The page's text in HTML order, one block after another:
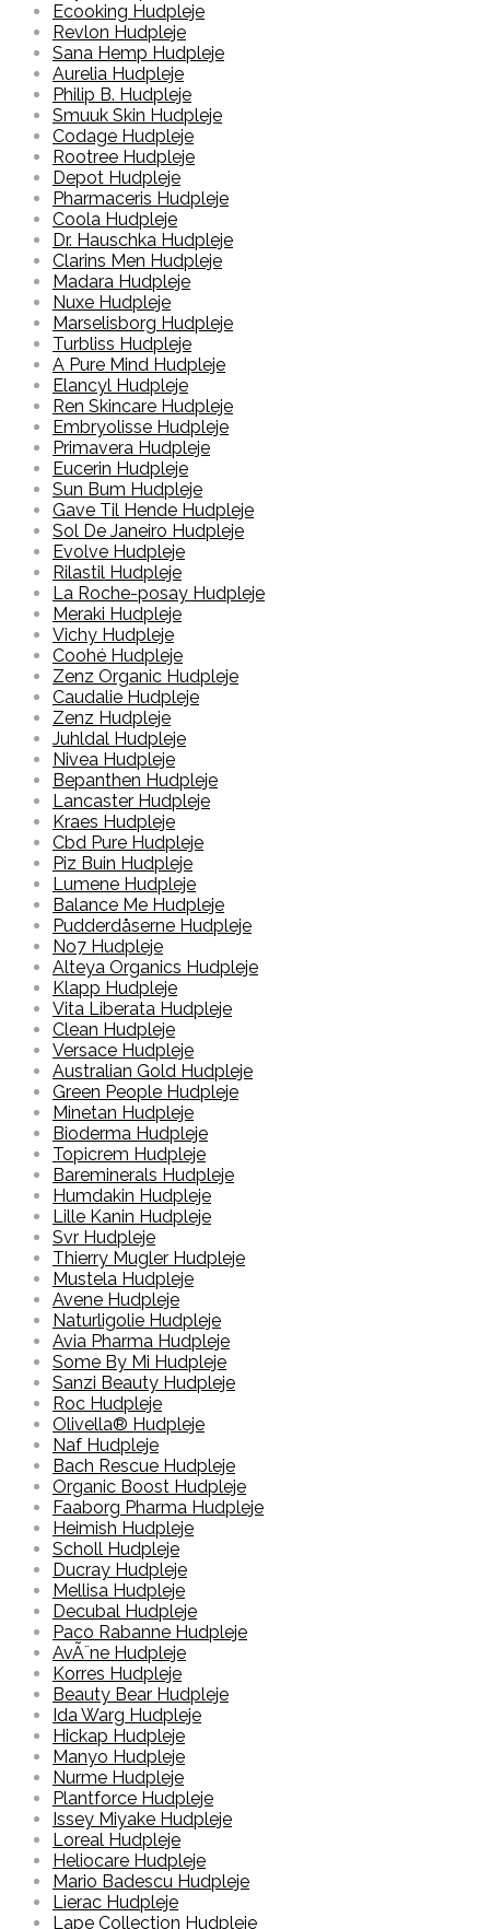
Ecooking Hudpleje
Revlon Hudpleje
Sana Hemp Hudpleje
Aurelia Hudpleje
Philip B. Hudpleje
Smuuk Skin Hudpleje
Codage Hudpleje
Rootree Hudpleje
Depot Hudpleje
Pharmaceris Hudpleje
Coola Hudpleje
Dr. Hauschka Hudpleje
Clarins Men Hudpleje
Madara Hudpleje
Nuxe Hudpleje
Marselisborg Hudpleje
Turbliss Hudpleje
A Pure Mind Hudpleje
Elancyl Hudpleje
Ren Skincare Hudpleje
Embryolisse Hudpleje
Primavera Hudpleje
Eucerin Hudpleje
Sun Bum Hudpleje
Gave Til Hende Hudpleje
Sol De Janeiro Hudpleje
Evolve Hudpleje
Rilastil Hudpleje
La Roche-posay Hudpleje
Meraki Hudpleje
Vichy Hudpleje
Coohé Hudpleje
Zenz Organic Hudpleje
Caudalie Hudpleje
Zenz Hudpleje
Juhldal Hudpleje
Nivea Hudpleje
Bepanthen Hudpleje
Lancaster Hudpleje
Kraes Hudpleje
Cbd Pure Hudpleje
Piz Buin Hudpleje
Lumene Hudpleje
Balance Me Hudpleje
Pudderdåserne Hudpleje
No7 Hudpleje
Alteya Organics Hudpleje
Klapp Hudpleje
Vita Liberata Hudpleje
Clean Hudpleje
Versace Hudpleje
Australian Gold Hudpleje
Green People Hudpleje
Minetan Hudpleje
Bioderma Hudpleje
Topicrem Hudpleje
Bareminerals Hudpleje
Humdakin Hudpleje
Lille Kanin Hudpleje
Svr Hudpleje
Thierry Mugler Hudpleje
Mustela Hudpleje
Avene Hudpleje
Naturligolie Hudpleje
Avia Pharma Hudpleje
Some By Mi Hudpleje
Sanzi Beauty Hudpleje
Roc Hudpleje
Olivella® Hudpleje
Naf Hudpleje
Bach Rescue Hudpleje
Organic Boost Hudpleje
Faaborg Pharma Hudpleje
Heimish Hudpleje
Scholl Hudpleje
Ducray Hudpleje
Mellisa Hudpleje
Decubal Hudpleje
Paco Rabanne Hudpleje
AvÃ¨ne Hudpleje
Korres Hudpleje
Beauty Bear Hudpleje
Ida Warg Hudpleje
Hickap Hudpleje
Manyo Hudpleje
Nurme Hudpleje
Plantforce Hudpleje
Issey Miyake Hudpleje
Loreal Hudpleje
Heliocare Hudpleje
Mario Badescu Hudpleje
Lierac Hudpleje
Lape Collection Hudpleje